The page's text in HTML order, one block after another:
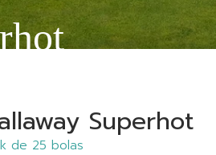
Superhot
de 25 bolas